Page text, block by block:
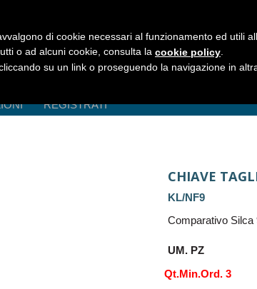
REGISTRATI
CHIAVE
KL/NF9
Comparativo Silca
UM. PZ
Qt.Min.Ord. 3
di cookie necessari al funzionamento ed utili
o ad alcuni cookie, consulta la cookie policy
su un link o proseguendo la navigazione in